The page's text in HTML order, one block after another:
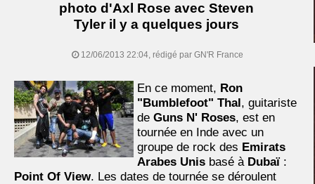
photo d'Axl Rose avec Steven
Tyler il y a quelques jours
12/06/2013 22:04, rédigé par GN'R France
En ce moment, Ron
"Bumblefoot" Thal, guitariste
de Guns N' Roses, est en
tournée en Inde avec un
groupe de rock des Emirats
Arabes Unis basé à Dubaï :
Point Of View. Les dates de tournée se déroulent